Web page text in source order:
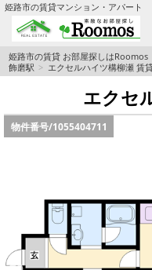
姫路市の賃貸マンション・アパート
TOPページ
ファミリー向けの部屋
一人暮らし向けの部屋を
カップル向けの部屋を
敷金礼金0円の部屋を探す
姫路市の賃貸 お部屋探しはRoomos
飾磨駅
エクセルハイツ構柳瀬 賃
エクセ
物件番号/1055404711